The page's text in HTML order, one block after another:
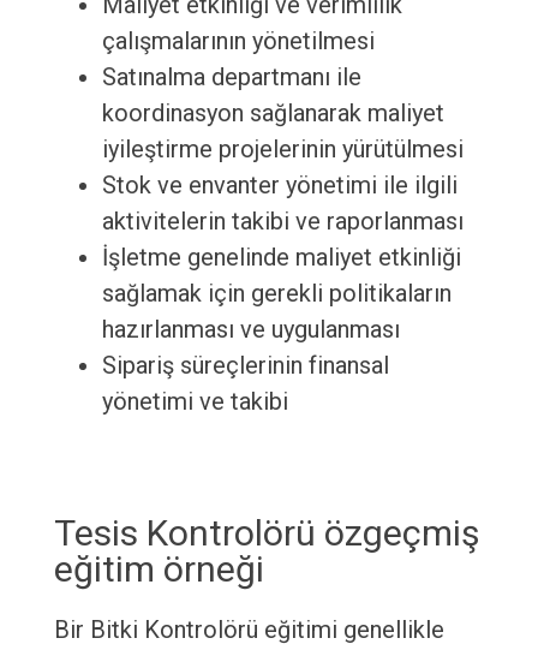
çalışmalarının yönetilmesi
Satınalma departmanı ile
koordinasyon sağlanarak maliyet
iyileştirme projelerinin yürütülmesi
Stok ve envanter yönetimi ile ilgili
aktivitelerin takibi ve raporlanması
İşletme genelinde maliyet etkinliği
sağlamak için gerekli politikaların
hazırlanması ve uygulanması
Sipariş süreçlerinin finansal
yönetimi ve takibi
Tesis Kontrolörü özgeçmiş
eğitim örneği
Bir Bitki Kontrolörü eğitimi genellikle